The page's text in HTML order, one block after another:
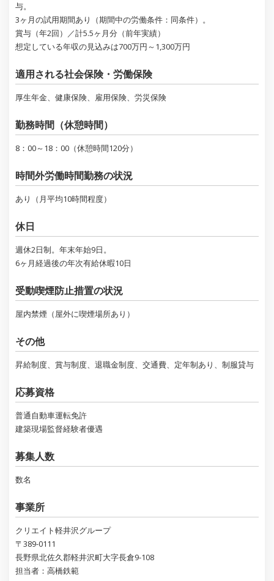
与。
3ヶ月の試用期間あり（期間中の労働条件：同条件）。
賞与（年2回）／計5.5ヶ月分（前年実績）
想定している年収の見込みは700万円～1,300万円
適用される社会保険・労働保険
厚生年金、健康保険、雇用保険、労災保険
勤務時間（休憩時間）
8：00～18：00（休憩時間120分）
時間外労働時間勤務の状況
あり（月平均10時間程度）
休日
週休2日制。年末年始9日。
6ヶ月経過後の年次有給休暇10日
受動喫煙防止措置の状況
屋内禁煙（屋外に喫煙場所あり）
その他
昇給制度、賞与制度、退職金制度、交通費、定年制あり、制服貸与
応募資格
普通自動車運転免許
建築現場監督経験者優遇
募集人数
数名
事業所
クリエイト軽井沢グループ
〒389-0111
長野県北佐久郡軽井沢町大字長倉9-108
担当者：高橋鉄範